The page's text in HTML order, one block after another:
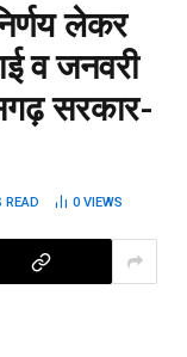
लेकर
व जनवरी
सरकार-
READ 0VIEWS